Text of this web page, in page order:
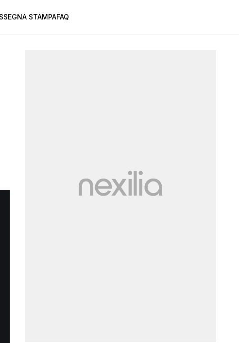
STAMPAFAQ